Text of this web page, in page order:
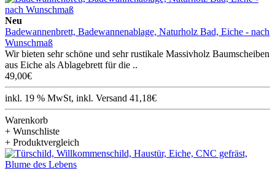
Neu
Badewannenbrett, Badewannenablage, Naturholz Bad, Eiche - nach
Wunschmaß
Wir bieten sehr schöne und sehr rustikale Massivholz Baumscheiben
aus Eiche als Ablagebrett für die ..
49,00€
inkl. 19 % MwSt, inkl. Versand 41,18€
Warenkorb
+ Wunschliste
+ Produktvergleich